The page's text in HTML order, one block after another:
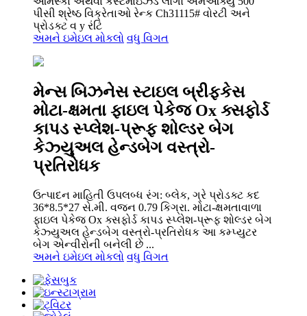
પીસી શ્રેષ્ઠ વિક્રેતાઓ રેન્ક Ch31115# વોરટી અને
પ્રોડક્ટ વ y રંટિ
અમને ઇમેઇલ મોકલો વધુ વિગત
મેન્સ બિઝનેસ સ્ટાઇલ બ્રીફકેસ
મોટા-ક્ષમતા ફાઇલ પેકેજ Ox ક્સફોર્ડ
કાપડ સ્પ્લેશ-પ્રૂફ શોલ્ડર બેગ
કેઝ્યુઅલ હેન્ડબેગ વસ્ત્રો-
પ્રતિરોધક
ઉત્પાદન માહિતી ઉપલબ્ધ રંગ: બ્લેક, ગ્રે પ્રોડક્ટ કદ
36*8.5*27 સે.મી. વજન 0.79 કિગ્રા. મોટા-ક્ષમતાવાળા
ફાઇલ પેકેજ Ox ક્સફોર્ડ કાપડ સ્પ્લેશ-પ્રૂફ શોલ્ડર બેગ
કેઝ્યુઅલ હેન્ડબેગ વસ્ત્રો-પ્રતિરોધક આ કમ્પ્યુટર
બેગ એન્વીરોની બનેલી છે ...
અમને ઇમેઇલ મોકલો વધુ વિગત